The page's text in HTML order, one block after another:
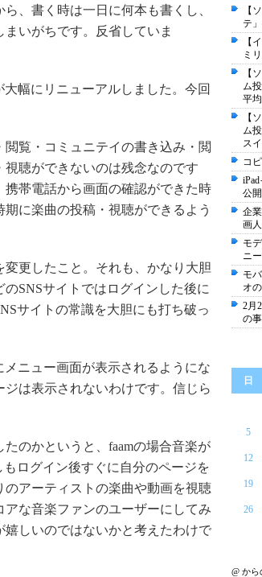
、書く時は一日に何本も書くし、
いがちです。反省していま
幅にリニューアルしました。今回
覧・コミュニテイの書き込み・閲
聴ができないのは残念なのです
帯電話から画面の確認ができた時
に楽曲の投稿・視聴ができるよう
更したこと。それも、かなり大胆
SNSサイトではログインした後に
サイトの常識を大胆にも打ち破っ
ニュー画面が表示されるようにな
は表示されないわけです。信じら
のかというと、faamの場合音楽が
ログイン後すぐに自分のページを
アーティストの楽曲や動画を視聴
な音楽ファンのユーザーにしてみ
しいのではないかと考えたわけで
【
テ
【
ミ
【
ム
平
【
ム
ス
コ
公
企
画
モ
ニ
モ
オ
2月
の
日
5
12
19
26
@ から